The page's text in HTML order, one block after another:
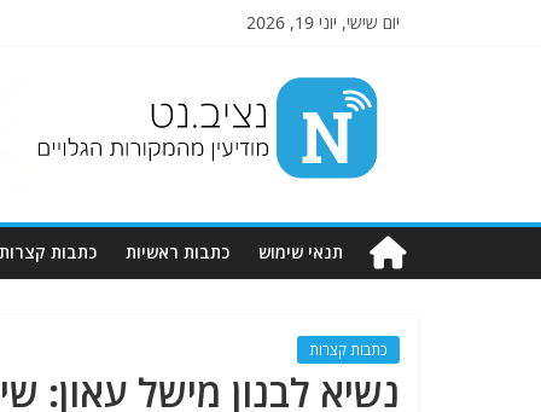
יום שישי, יוני 19, 2026
Nziv.net
מודיעין
מהמקורות
תנאי שימוש כתבות ראשיות כתבות קצרות
כתבות קצרות
נשיא לבנון מישל עאון: